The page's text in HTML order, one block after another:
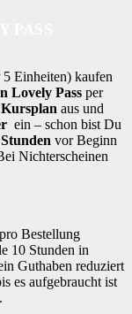
5 Einheiten) kaufen
Lovely Pass per
Kursplan aus und
ein – schon bist Du
vor Beginn
Nichterscheinen
Bestellung
10 Stunden in
Guthaben reduziert
es aufgebraucht ist